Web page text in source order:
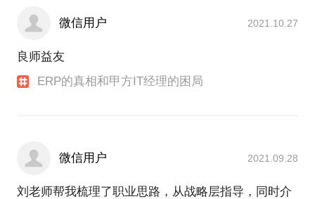
微信用户 2021.10.27
良师益友
ERP的真相和甲方IT经理的困局
微信用户 2021.09.28
刘老师帮我梳理了职业思路，从战略层指导，同时介